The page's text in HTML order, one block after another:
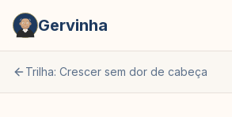
Gervinha
Trilha: Crescer sem dor de cabeça